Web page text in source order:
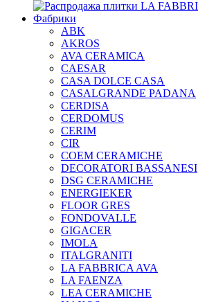
Фабрики
ABK
AKROS
AVA CERAMICA
CAESAR
CASA DOLCE CASA
CASALGRANDE PADANA
CERDISA
CERDOMUS
CERIM
CIR
COEM CERAMICHE
DECORATORI BASSANESI
DSG CERAMICHE
ENERGIEKER
FLOOR GRES
FONDOVALLE
GIGACER
IMOLA
ITALGRANITI
LA FABBRICA AVA
LA FAENZA
LEA CERAMICHE